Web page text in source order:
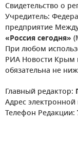
Свидетельство о
Учредитель:
предприятие
«Россия сегодня»
При любом
РИА Новости Крым
обязательна не
Главный редактор:
Адрес
Телефон Редакции: